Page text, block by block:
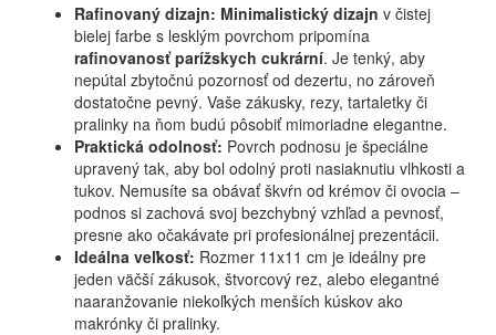
Rafinovaný dizajn: Minimalistický dizajn v čistej
bielej farbe s lesklým povrchom pripomína
rafinovanosť parížskych cukrární. Je tenký, aby
nepútal zbytočnú pozornosť od dezertu, no zároveň
dostatočne pevný. Vaše zákusky, rezy, tartaletky či
pralinky na ňom budú pôsobiť mimoriadne elegantne.
Praktická odolnosť: Povrch podnosu je špeciálne
upravený tak, aby bol odolný proti nasiaknutiu vlhkosti a
tukov. Nemusíte sa obávať škvŕn od krémov či ovocia –
podnos si zachová svoj bezchybný vzhľad a pevnosť,
presne ako očakávate pri profesionálnej prezentácii.
Ideálna veľkosť: Rozmer 11x11 cm je ideálny pre
jeden väčší zákusok, štvorcový rez, alebo elegantné
naaranžovanie niekoľkých menších kúskov ako
makrónky či pralinky.